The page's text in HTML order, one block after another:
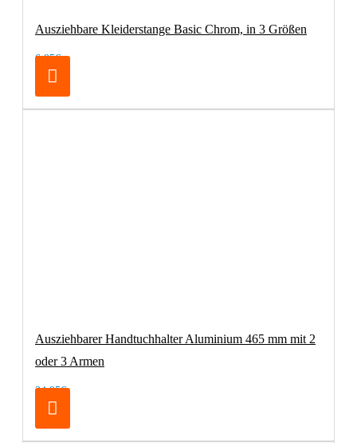
Ausziehbare Kleiderstange Basic Chrom, in 3 Größen
6,95€
Ausziehbarer Handtuchhalter Aluminium 465 mm mit 2
oder 3 Armen
34,95€